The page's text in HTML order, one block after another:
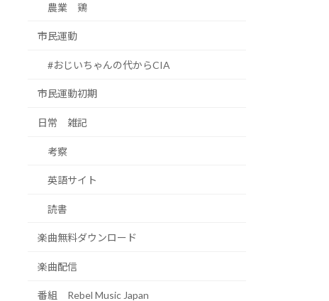
農業 鶏
市民運動
#おじいちゃんの代からCIA
市民運動初期
日常 雑記
考察
英語サイト
読書
楽曲無料ダウンロード
楽曲配信
番組 Rebel Music Japan